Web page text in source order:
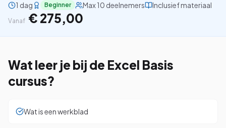
Gratis studiegids downloaden
4.8/5 15.000+ deelnemers
1 dag Beginner Max 10 deelnemers Inclusief materiaal
Vanaf € 275,00
Wat leer je bij de Excel Basis
cursus?
Wat is een werkblad